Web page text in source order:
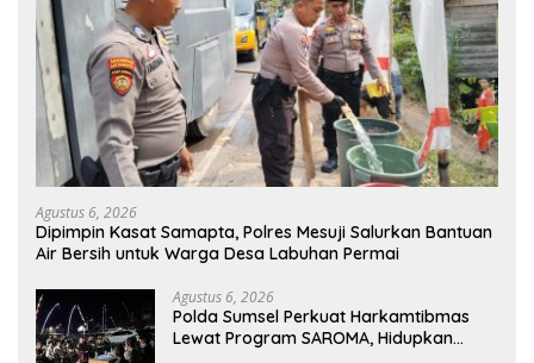
Agustus 6, 2026
Dipimpin Kasat Samapta, Polres Mesuji Salurkan Bantuan
Air Bersih untuk Warga Desa Labuhan Permai
Agustus 6, 2026
Polda Sumsel Perkuat Harkamtibmas
Lewat Program SAROMA, Hidupkan